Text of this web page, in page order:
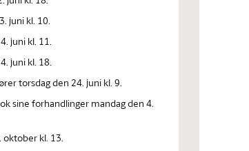
juni kl. 10.
juni kl. 11.
juni kl. 18.
torsdag den 24. juni kl. 9.
sine forhandlinger mandag den 4.
oktober kl. 13.